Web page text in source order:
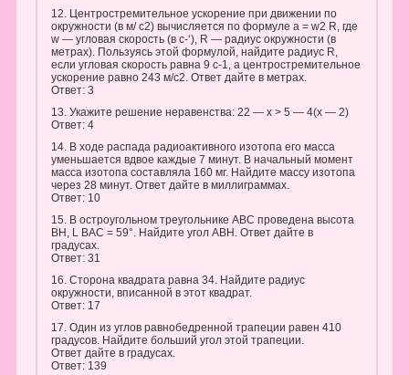
12. Центростремительное ускорение при движении по
окружности (в м/ с2) вычисляется по формуле a = w2 R, где
w — угловая скорость (в с-‘), R — радиус окружности (в
метрах). Пользуясь этой формулой, найдите радиус R,
если угловая скорость равна 9 с-1, а центростремительное
ускорение равно 243 м/с2. Ответ дайте в метрах.
Ответ: 3
13. Укажите решение неравенства: 22 — x > 5 — 4(x — 2)
Ответ: 4
14. В ходе распада радиоактивного изотопа его масса
уменьшается вдвое каждые 7 минут. В начальный момент
масса изотопа составляла 160 мг. Найдите массу изотопа
через 28 минут. Ответ дайте в миллиграммах.
Ответ: 10
15. В остроугольном треугольнике АВС проведена высота
ВН, L BAC = 59°. Найдите угол АВН. Ответ дайте в
градусах.
Ответ: 31
16. Cторона квадрата равна 34. Найдите радиус
окружности, вписанной в этот квадрат.
Ответ: 17
17. Один из углов равнобедренной трапеции равен 410
градусов. Найдите больший угол этой трапеции.
Ответ дайте в градусах.
Ответ: 139